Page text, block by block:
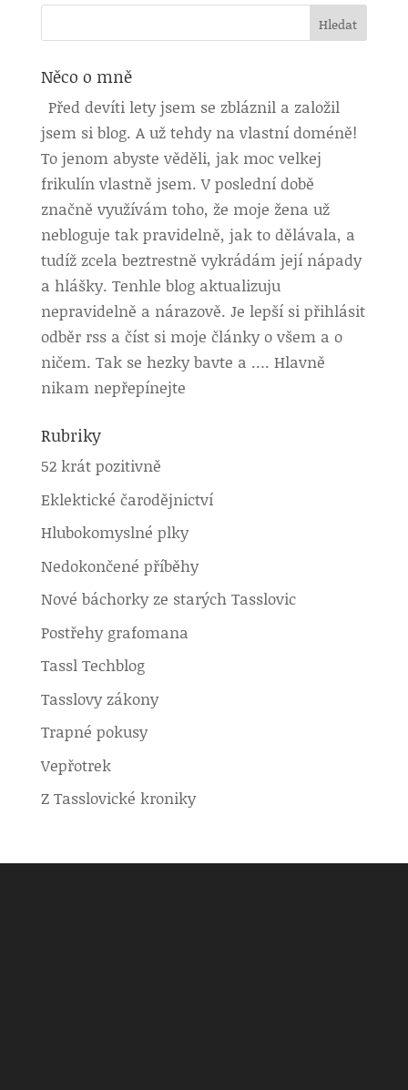
Něco o mně
Před devíti lety jsem se zbláznil a založil
jsem si blog. A už tehdy na vlastní doméně!
To jenom abyste věděli, jak moc velkej
frikulín vlastně jsem. V poslední době
značně využívám toho, že moje žena už
nebloguje tak pravidelně, jak to dělávala, a
tudíž zcela beztrestně vykrádám její nápady
a hlášky. Tenhle blog aktualizuju
nepravidelně a nárazově. Je lepší si přihlásit
odběr rss a číst si moje články o všem a o
ničem. Tak se hezky bavte a …. Hlavně
nikam nepřepínejte
Rubriky
52 krát pozitivně
Eklektické čarodějnictví
Hlubokomyslné plky
Nedokončené příběhy
Nové báchorky ze starých Tasslovic
Postřehy grafomana
Tassl Techblog
Tasslovy zákony
Trapné pokusy
Vepřotrek
Z Tasslovické kroniky